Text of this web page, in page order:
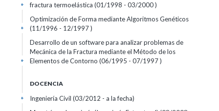
fractura termoelástica (01/1998 - 03/2000 )
+
Optimización de Forma mediante Algoritmos Genéticos
(11/1996 - 12/1997 )
+
Desarrollo de un software para analizar problemas de
Mecánica de la Fractura mediante el Método de los
Elementos de Contorno (06/1995 - 07/1997 )
+
DOCENCIA
Ingeniería Civil (03/2012 - a la fecha)
+